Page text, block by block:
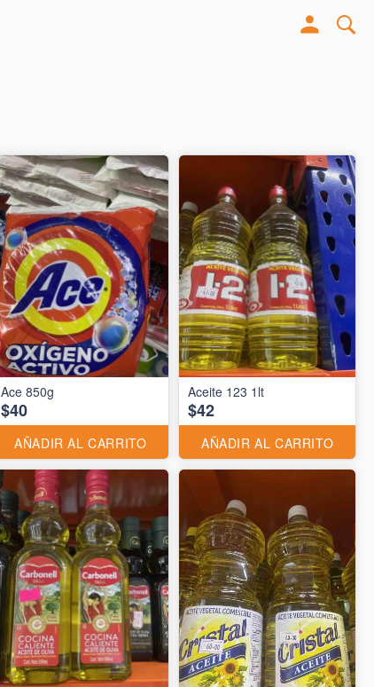
Ace 850g
$40
AÑADIR AL CARRITO
Aceite 123 1lt
$42
AÑADIR AL CARRITO